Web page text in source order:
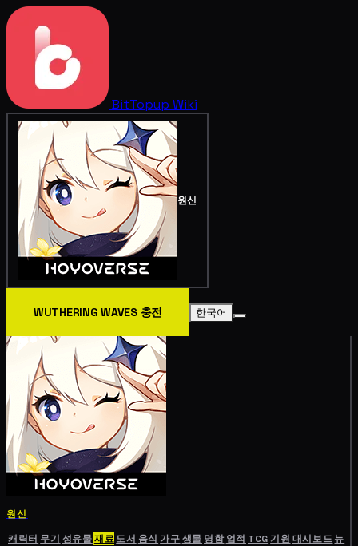
BitTopup Wiki
원신
WUTHERING WAVES 충전 한국어
원신
캐릭터 무기 성유물재료도서 음식 가구생물 명함 업적 TCG기원 대시보드뉴